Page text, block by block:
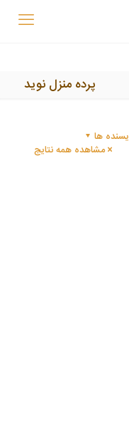
پرده منزل نوید
ها
مشاهده همه نتایج